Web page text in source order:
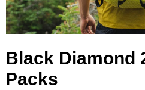
Black Diamond
Packs